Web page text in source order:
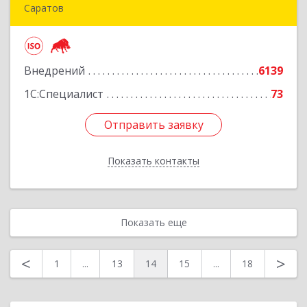
Саратов
Внедрений
6139
1С:Специалист
73
Отправить заявку
Показать контакты
Подробнее
Отправить заявку
Назад
Показать еще
< 1 ... 13 14 15 ... 18 >